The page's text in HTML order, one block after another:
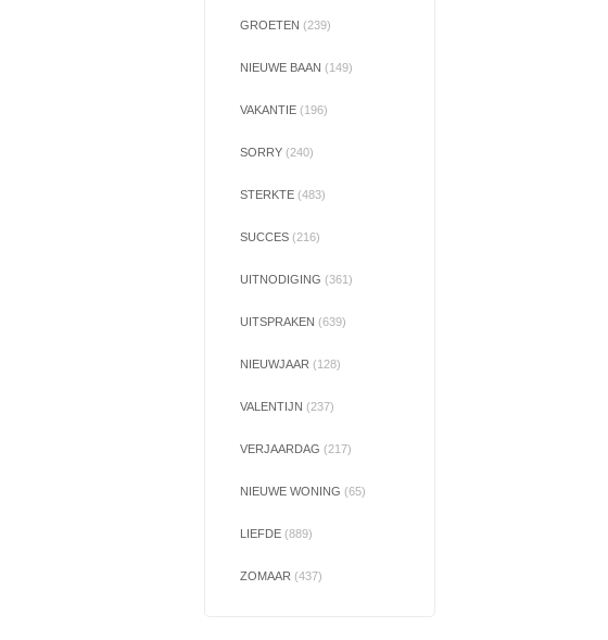
GROETEN (239)
NIEUWE BAAN (149)
VAKANTIE (196)
SORRY (240)
STERKTE (483)
SUCCES (216)
UITNODIGING (361)
UITSPRAKEN (639)
NIEUWJAAR (128)
VALENTIJN (237)
VERJAARDAG (217)
NIEUWE WONING (65)
LIEFDE (889)
ZOMAAR (437)